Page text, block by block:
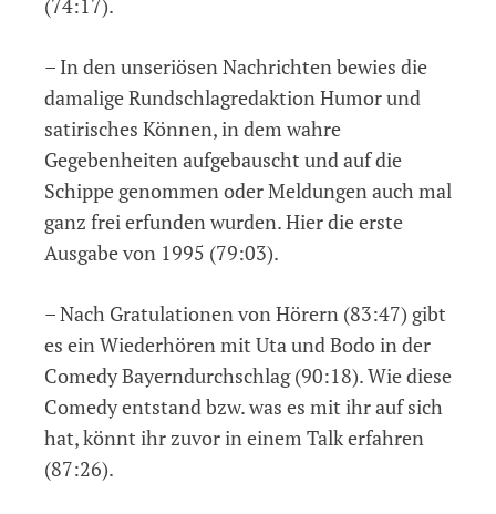
– In den unseriösen Nachrichten bewies die
damalige Rundschlagredaktion Humor und
satirisches Können, in dem wahre
Gegebenheiten aufgebauscht und auf die
Schippe genommen oder Meldungen auch mal
ganz frei erfunden wurden. Hier die erste
Ausgabe von 1995 (79:03).
– Nach Gratulationen von Hörern (83:47) gibt
es ein Wiederhören mit Uta und Bodo in der
Comedy Bayerndurchschlag (90:18). Wie diese
Comedy entstand bzw. was es mit ihr auf sich
hat, könnt ihr zuvor in einem Talk erfahren
(87:26).